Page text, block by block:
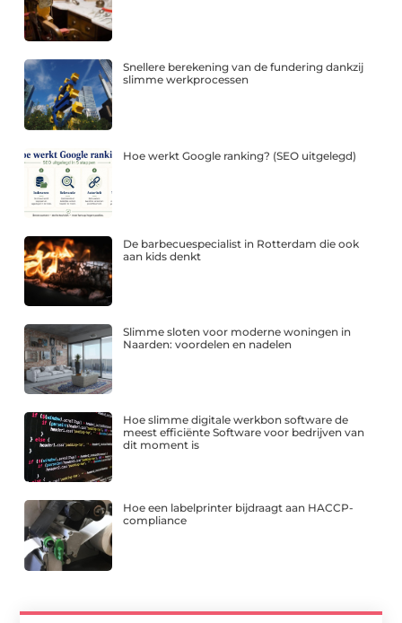
Snellere berekening van de fundering dankzij
slimme werkprocessen
Hoe werkt Google ranking? (SEO uitgelegd)
De barbecuespecialist in Rotterdam die ook
aan kids denkt
Slimme sloten voor moderne woningen in
Naarden: voordelen en nadelen
Hoe slimme digitale werkbon software de
meest efficiënte Software voor bedrijven van
dit moment is
Hoe een labelprinter bijdraagt aan HACCP-
compliance